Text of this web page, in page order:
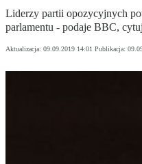
Liderzy partii opozycyjnych
parlamentu - podaje BBC,
Aktualizacja: 09.09.2019 14:01 Publikacja: